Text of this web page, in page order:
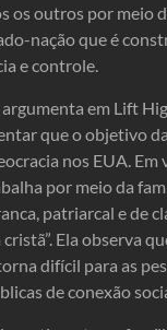
os outros por meio
nação que é
e controle.
em Lift
que o objetivo
nos EUA. Em
por meio da
patriarcal e de
Ela observa
difícil para as
de conexão